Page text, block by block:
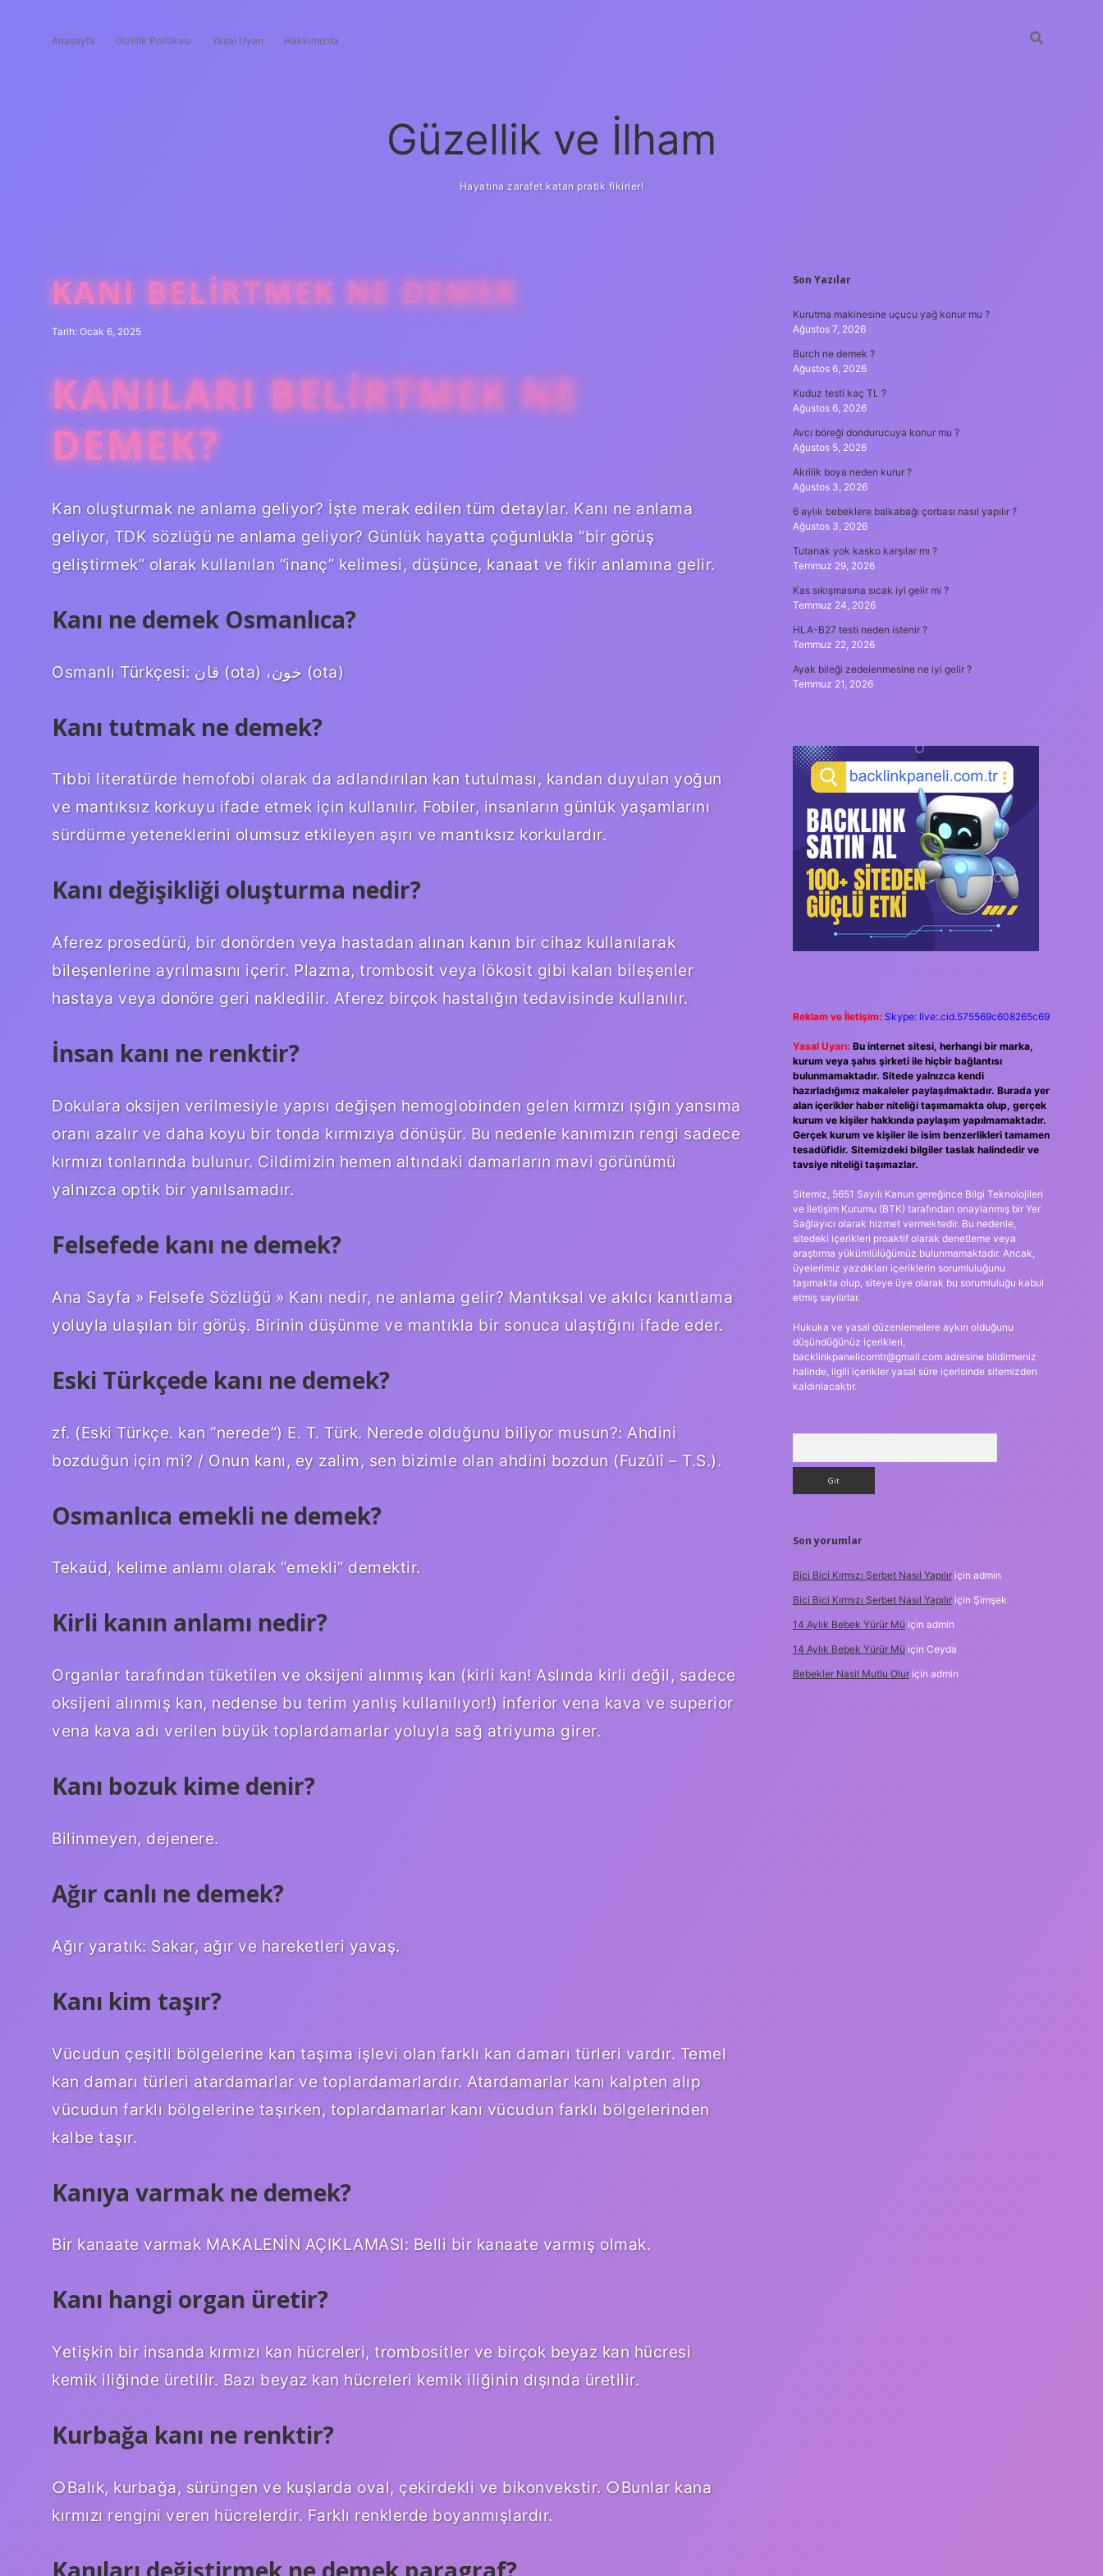
Anasayfa Gizlilik Politikası Yasal Uyarı Hakkımızda
Güzellik ve İlham
Hayatına zarafet katan pratik fikirler!
KANI BELIRTMEK NE DEMEK
Tarih: Ocak 6, 2025
KANILARI BELIRTMEK NE
DEMEK?
Kan oluşturmak ne anlama geliyor? İşte merak edilen tüm detaylar. Kanı ne anlama
geliyor, TDK sözlüğü ne anlama geliyor? Günlük hayatta çoğunlukla “bir görüş
geliştirmek” olarak kullanılan “inanç” kelimesi, düşünce, kanaat ve fikir anlamına gelir.
Kanı ne demek Osmanlıca?
Osmanlı Türkçesi: قان‎ (ota) ،خون‎ (ota)
Kanı tutmak ne demek?
Tıbbi literatürde hemofobi olarak da adlandırılan kan tutulması, kandan duyulan yoğun
ve mantıksız korkuyu ifade etmek için kullanılır. Fobiler, insanların günlük yaşamlarını
sürdürme yeteneklerini olumsuz etkileyen aşırı ve mantıksız korkulardır.
Kanı değişikliği oluşturma nedir?
Aferez prosedürü, bir donörden veya hastadan alınan kanın bir cihaz kullanılarak
bileşenlerine ayrılmasını içerir. Plazma, trombosit veya lökosit gibi kalan bileşenler
hastaya veya donöre geri nakledilir. Aferez birçok hastalığın tedavisinde kullanılır.
İnsan kanı ne renktir?
Dokulara oksijen verilmesiyle yapısı değişen hemoglobinden gelen kırmızı ışığın yansıma
oranı azalır ve daha koyu bir tonda kırmızıya dönüşür. Bu nedenle kanımızın rengi sadece
kırmızı tonlarında bulunur. Cildimizin hemen altındaki damarların mavi görünümü
yalnızca optik bir yanılsamadır.
Felsefede kanı ne demek?
Ana Sayfa » Felsefe Sözlüğü » Kanı nedir, ne anlama gelir? Mantıksal ve akılcı kanıtlama
yoluyla ulaşılan bir görüş. Birinin düşünme ve mantıkla bir sonuca ulaştığını ifade eder.
Eski Türkçede kanı ne demek?
zf. (Eski Türkçe. kan “nerede”) E. T. Türk. Nerede olduğunu biliyor musun?: Ahdini
bozduğun için mi? / Onun kanı, ey zalim, sen bizimle olan ahdini bozdun (Fuzûlî – T.S.).
Osmanlıca emekli ne demek?
Tekaüd, kelime anlamı olarak “emekli” demektir.
Kirli kanın anlamı nedir?
Organlar tarafından tüketilen ve oksijeni alınmış kan (kirli kan! Aslında kirli değil, sadece
oksijeni alınmış kan, nedense bu terim yanlış kullanılıyor!) inferior vena kava ve superior
vena kava adı verilen büyük toplardamarlar yoluyla sağ atriyuma girer.
Kanı bozuk kime denir?
Bilinmeyen, dejenere.
Ağır canlı ne demek?
Ağır yaratık: Sakar, ağır ve hareketleri yavaş.
Kanı kim taşır?
Vücudun çeşitli bölgelerine kan taşıma işlevi olan farklı kan damarı türleri vardır. Temel
kan damarı türleri atardamarlar ve toplardamarlardır. Atardamarlar kanı kalpten alıp
vücudun farklı bölgelerine taşırken, toplardamarlar kanı vücudun farklı bölgelerinden
kalbe taşır.
Kanıya varmak ne demek?
Bir kanaate varmak MAKALENİN AÇIKLAMASI: Belli bir kanaate varmış olmak.
Kanı hangi organ üretir?
Yetişkin bir insanda kırmızı kan hücreleri, trombositler ve birçok beyaz kan hücresi
kemik iliğinde üretilir. Bazı beyaz kan hücreleri kemik iliğinin dışında üretilir.
Kurbağa kanı ne renktir?
○Balık, kurbağa, sürüngen ve kuşlarda oval, çekirdekli ve bikonvekstir. ○Bunlar kana
kırmızı rengini veren hücrelerdir. Farklı renklerde boyanmışlardır.
SIDEBAR
Son Yazılar
Kurutma makinesine uçucu yağ konur mu ?
Ağustos 7, 2026
Burch ne demek ?
Ağustos 6, 2026
Kuduz testi kaç TL ?
Ağustos 6, 2026
Avcı böreği dondurucuya konur mu ?
Ağustos 5, 2026
Akrilik boya neden kurur ?
Ağustos 3, 2026
6 aylık bebeklere balkabağı çorbası nasıl yapılır ?
Ağustos 3, 2026
Tutanak yok kasko karşılar mı ?
Temmuz 29, 2026
Kas sıkışmasına sıcak iyi gelir mi ?
Temmuz 24, 2026
HLA-B27 testi neden istenir ?
Temmuz 22, 2026
Ayak bileği zedelenmesine ne iyi gelir ?
Temmuz 21, 2026
Reklam ve İletişim: Skype: live:.cid.575569c608265c69
Yasal Uyarı: Bu internet sitesi, herhangi bir marka,
kurum veya şahıs şirketi ile hiçbir bağlantısı
bulunmamaktadır. Sitede yalnızca kendi
hazırladığımız makaleler paylaşılmaktadır. Burada yer
alan içerikler haber niteliği taşımamakta olup, gerçek
kurum ve kişiler hakkında paylaşım yapılmamaktadır.
Gerçek kurum ve kişiler ile isim benzerlikleri tamamen
tesadüfidir. Sitemizdeki bilgiler taslak halindedir ve
tavsiye niteliği taşımazlar.
Sitemiz, 5651 Sayılı Kanun gereğince Bilgi Teknolojileri
ve İletişim Kurumu (BTK) tarafından onaylanmış bir Yer
Sağlayıcı olarak hizmet vermektedir. Bu nedenle,
sitedeki içerikleri proaktif olarak denetleme veya
araştırma yükümlülüğümüz bulunmamaktadır. Ancak,
üyelerimiz yazdıkları içeriklerin sorumluluğunu
taşımakta olup, siteye üye olarak bu sorumluluğu kabul
etmiş sayılırlar.
Hukuka ve yasal düzenlemelere aykırı olduğunu
düşündüğünüz içerikleri,
backlinkpanelicomtr@gmail.comadresine bildirmeniz
halinde, ilgili içerikler yasal süre içerisinde sitemizden
kaldırılacaktır.
Son yorumlar
Bici Bici Kırmızı Şerbet Nasıl Yapılıriçin admin
Bici Bici Kırmızı Şerbet Nasıl Yapılıriçin Şimşek
14 Aylık Bebek Yürür Mü için admin
14 Aylık Bebek Yürür Mü için Ceyda
Bebekler Nasil Mutlu Oluriçin admin